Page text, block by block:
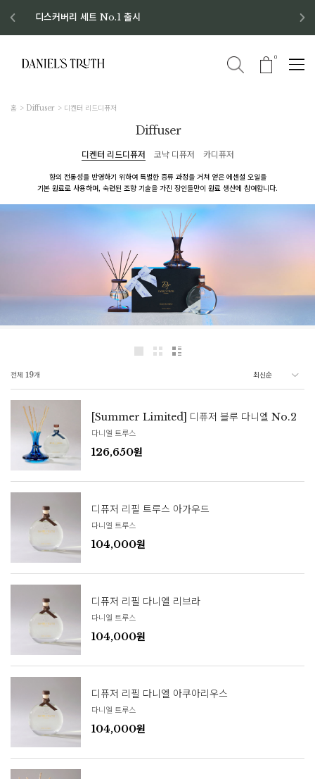
디스커버리 세트 No.1 출시
8월 이벤트 혜택
8월 증정품
신규회원 가입 혜택
0
홈 Diffuser 디켄터 리드디퓨저
Diffuser
디켄터 리드디퓨저 코냑 디퓨저 카디퓨저
향의 전통성을 반영하기 위하여 특별한 증류 과정을 거쳐 얻은 에센셜 오일을
기본 원료로 사용하며, 숙련된 조향 기술을 가진 장인들만이 원료 생산에 참여합니다.
전체 19개
[Summer Limited] 디퓨저 블루 다니엘 No.2
다니엘 트루스
126,650원
디퓨저 리필 트루스 아가우드
다니엘 트루스
104,000원
디퓨저 리필 다니엘 리브라
다니엘 트루스
104,000원
디퓨저 리필 다니엘 아쿠아리우스
다니엘 트루스
104,000원